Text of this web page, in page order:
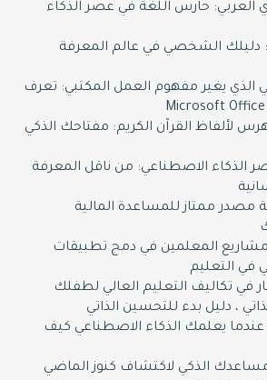
العربي: حارس اللغة في عصر الذكاء
دليلك الشخصي في عالم المعرفة
الذي يغير مفهوم العمل المكتبي: تعرف
لألفاظ القرآن الكريم: مفتاحك الذكي
الذكاء الاصطناعي: من ناقل المعرفة
مصدر ممتاز للمساعدة المالية
المعلمين في دمج تطبيقات
في التعليم
في تكاليف التعليم العالي لطفلك
، دليل بدء للتحسين الذاتي
عندما يعلمك الذكاء الاصطناعي كيف
مساعدك الذكي لاكتشاف كنوز الماضي